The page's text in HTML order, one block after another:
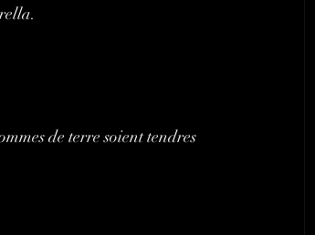
de terre soient tendres